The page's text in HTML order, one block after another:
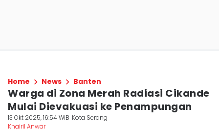
Home News Banten
Warga di Zona Merah Radiasi Cikande
Mulai Dievakuasi ke Penampungan
13 Okt 2025, 16:54 WIB Kota Serang
Khairil Anwar